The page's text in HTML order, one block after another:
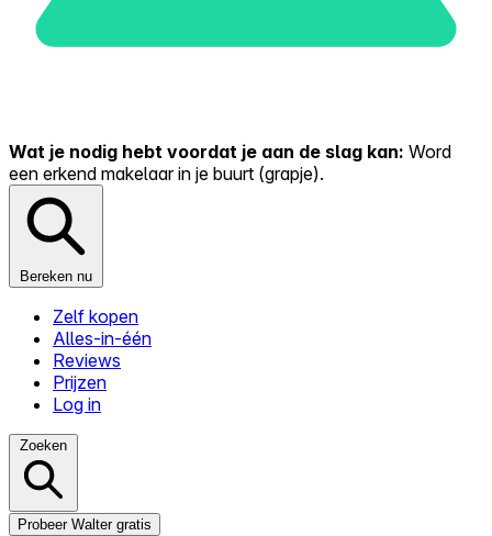
Wat je nodig hebt voordat je aan de slag kan: Word
een erkend makelaar in je buurt (grapje).
Bereken nu
Zelf kopen
Alles-in-één
Reviews
Prijzen
Log in
Zoeken
Probeer Walter gratis